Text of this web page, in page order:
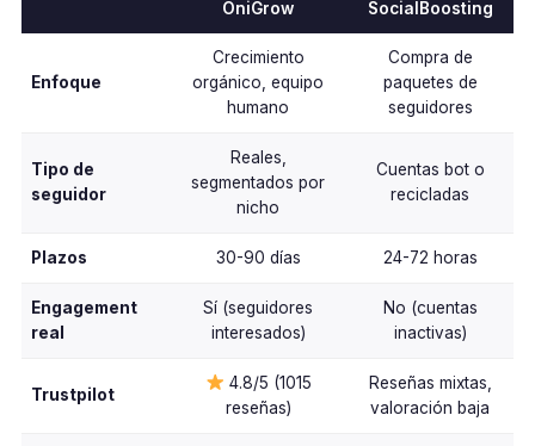
OniGrow SocialBoosting
Enfoque
Crecimiento
orgánico, equipo
humano
Compra de
paquetes de
seguidores
Tipo de
seguidor
Reales,
segmentados por
nicho
Cuentas bot o
recicladas
Plazos 30-90 días 24-72 horas
Engagement
real
Sí (seguidores
interesados)
No (cuentas
inactivas)
Trustpilot
4.8/5 (1015
reseñas)
Reseñas mixtas,
valoración baja